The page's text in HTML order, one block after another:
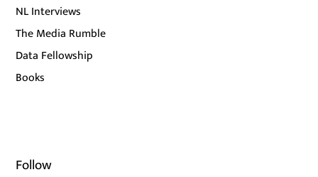
NL Interviews
The Media Rumble
Data Fellowship
Books
Follow